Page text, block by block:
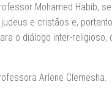
Mohamed Habib,
e cristãos e,
o diálogo inter-
Arlene Clemesha.